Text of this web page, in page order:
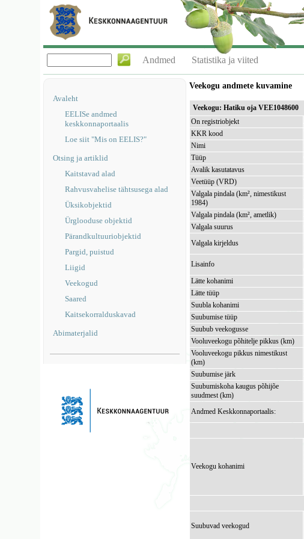
Andmed Statistika ja viited
Avaleht
EELISe andmed
keskkonnaportaalis
Loe siit "Mis on EELIS?"
Otsing ja artiklid
Kaitstavad alad
Rahvusvahelise tähtsusega alad
Üksikobjektid
Ürglooduse objektid
Pärandkultuuriobjektid
Pargid, puistud
Liigid
Veekogud
Saared
Kaitsekorralduskavad
Abimaterjalid
Veekogu andmete kuvamine
Veekogu: Hatiku oja VEE1048600
On registriobjekt
KKR kood
Nimi
Tüüp
Avalik kasutatavus
Veetüüp (VRD)
Valgala pindala (km², nimestikust
1984)
Valgala pindala (km², ametlik)
Valgala suurus
Valgala kirjeldus
Lisainfo
Lätte kohanimi
Lätte tüüp
Suubla kohanimi
Suubumise tüüp
Suubub veekogusse
Vooluveekogu põhitelje pikkus (km)
Vooluveekogu pikkus nimestikust
(km)
Suubumise järk
Suubumiskoha kaugus põhijõe
suudmest (km)
Andmed Keskkonnaportaalis:
Veekogu kohanimi
Suubuvad veekogud